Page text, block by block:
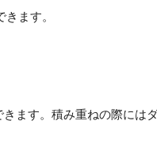
ます。
ます。積み重ねの際には